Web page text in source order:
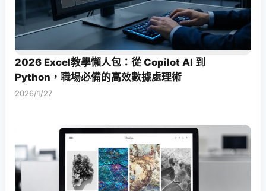
2026 Excel教學懶人包：從 Copilot AI 到
Python，職場必備的高效數據處理術
2026/1/27